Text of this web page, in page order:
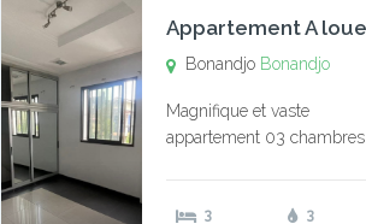
Bonandjo Bonandjo
Magnifique et vaste
appartement 03 chambres
douches 01 vaste salon 01
3
3